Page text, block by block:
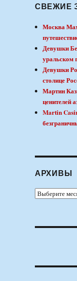
СВЕЖИЕ
Москва
Девушки
уральском
Девушки
столице
Мартин
ценителей
Martin
АРХИВЫ
Архивы